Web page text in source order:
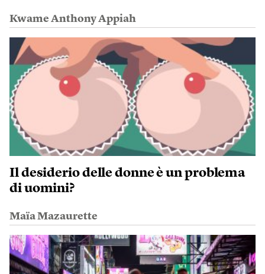
Kwame Anthony Appiah
Il desiderio delle donne è un problema
di uomini?
Maïa Mazaurette